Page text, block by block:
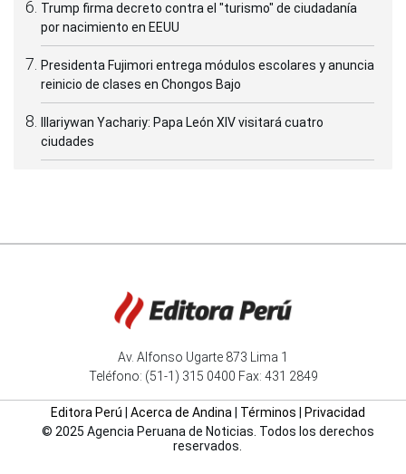
Trump firma decreto contra el "turismo" de ciudadanía
por nacimiento en EEUU
Presidenta Fujimori entrega módulos escolares y anuncia
reinicio de clases en Chongos Bajo
Illariywan Yachariy: Papa León XIV visitará cuatro
ciudades
Av. Alfonso Ugarte 873 Lima 1
Teléfono: (51-1) 315 0400 Fax: 431 2849
Editora Perú Acerca de Andina| Términos
Privacidad
© 2025 Agencia Peruana de Noticias. Todos los derechos
reservados.